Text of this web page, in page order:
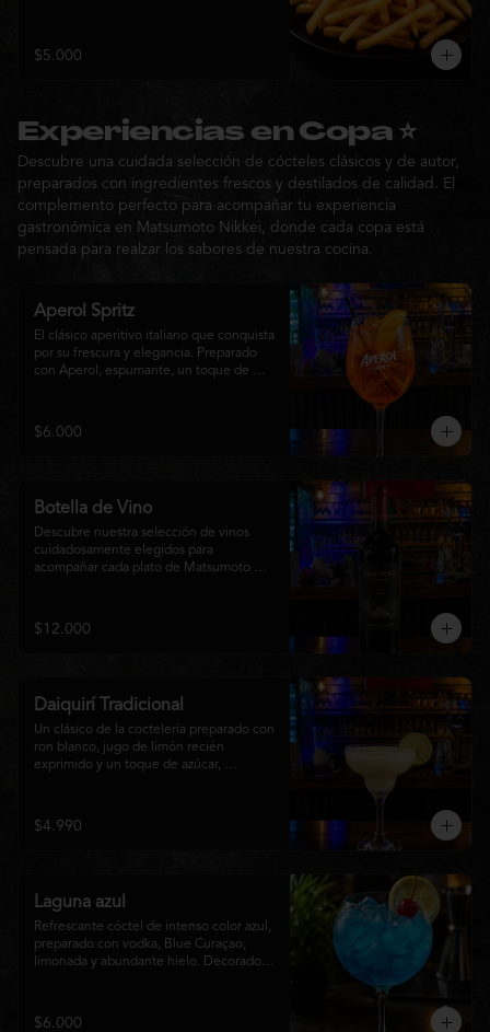
$5.000
Experiencias en Copa ⭐
Descubre una cuidada selección de cócteles clásicos y de autor,
preparados con ingredientes frescos y destilados de calidad. El
complemento perfecto para acompañar tu experiencia
gastronómica en Matsumoto Nikkei, donde cada copa está
pensada para realzar los sabores de nuestra cocina.
Aperol Spritz
El clásico aperitivo italiano que conquista
por su frescura y elegancia. Preparado
con Aperol, espumante, un toque de
refrescante y de notas cítricas, perfecto
para disfrutar antes de la comida o
$6.000
Botella de Vino
Descubre nuestra selección de vinos
cuidadosamente elegidos para
acompañar cada plato de Matsumoto
$12.000
Daiquirí Tradicional
Un clásico de la coctelería preparado con
ron blanco, jugo de limón recién
exprimido y un toque de azúcar,
cóctel equilibrado, de notas cítricas y
sabor intenso, perfecto para disfrutar en
$4.990
Laguna azul
Refrescante cóctel de intenso color azul,
preparado con vodka, Blue Curaçao,
limonada y abundante hielo. Decorado
final fresco, ideal para cualquier ocasión.
$6.000